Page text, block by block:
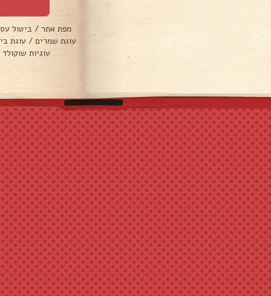
מפת אתר / ביטול
עוגת שמרים / עוגת
עוגיות